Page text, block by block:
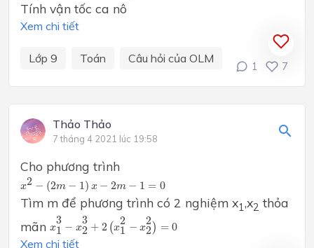
Tính vận tốc ca nô
Xem chi tiết
Lớp 9 Toán Câu hỏi của OLM
1 7
Thảo Thảo
7 tháng 4 2021 lúc 19:58
Cho phương trình
x2 − (2m − 1) x − 2m − 1 = 0
2 2 x−
Tìm m để phương trình có 2 nghiệm x1 ,x2 thỏa
mãn x
3
1 − x
3
2 + 2 (x
2
1 − x
2
2) = 0
1 x2 x1 x2
Xem chi tiết